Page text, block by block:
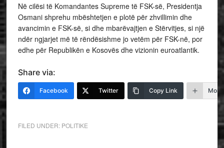
Në cilësi të Komandantes Supreme të FSK-së, Presidentja
Osmani shprehu mbështetjen e plotë për zhvillimin dhe
avancimin e FSK-së, si dhe mbarëvajtjen e Stërvitjes, si një
ndër ngjarjet më të rëndësishme jo vetëm për FSK-në, por
edhe për Republikën e Kosovës dhe vizionin euroatlantik.
Share via:
Facebook Twitter Copy Link More
FILED UNDER: POLITIKE